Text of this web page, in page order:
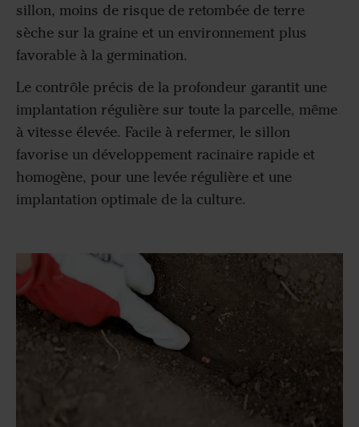
sillon, moins de risque de retombée de terre
sèche sur la graine et un environnement plus
favorable à la germination.
Le contrôle précis de la profondeur garantit une
implantation régulière sur toute la parcelle, même
à vitesse élevée. Facile à refermer, le sillon
favorise un développement racinaire rapide et
homogène, pour une levée régulière et une
implantation optimale de la culture.